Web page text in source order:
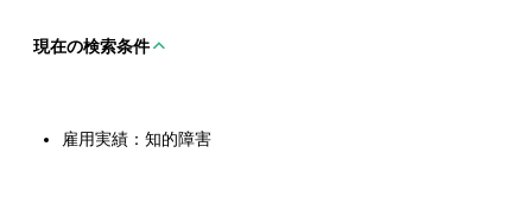
現在の検索条件
雇用実績 知的障害